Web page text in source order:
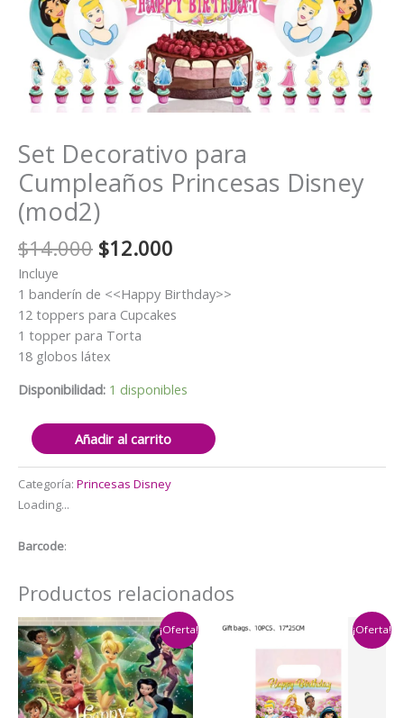
Set Decorativo para
Cumpleaños Princesas Disney
(mod2)
$14.000 El
original
era:
$14.000.
$12.000
actual
es:
Incluye
1 banderín de <<Happy Birthday>>
12 toppers para Cupcakes
1 topper para Torta
18 globos látex
Disponibilidad: 1 disponibles
Set
Decorativo
para
Cumpleaños
Princesas
(mod2)
Añadir al carrito
Categoría: Princesas Disney
Loading...
Barcode:
Productos relacionados
¡Oferta! ¡Oferta!